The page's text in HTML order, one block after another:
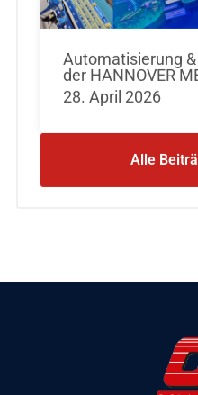
Automatisierung
der HANNOVER
28. April 2026
Alle